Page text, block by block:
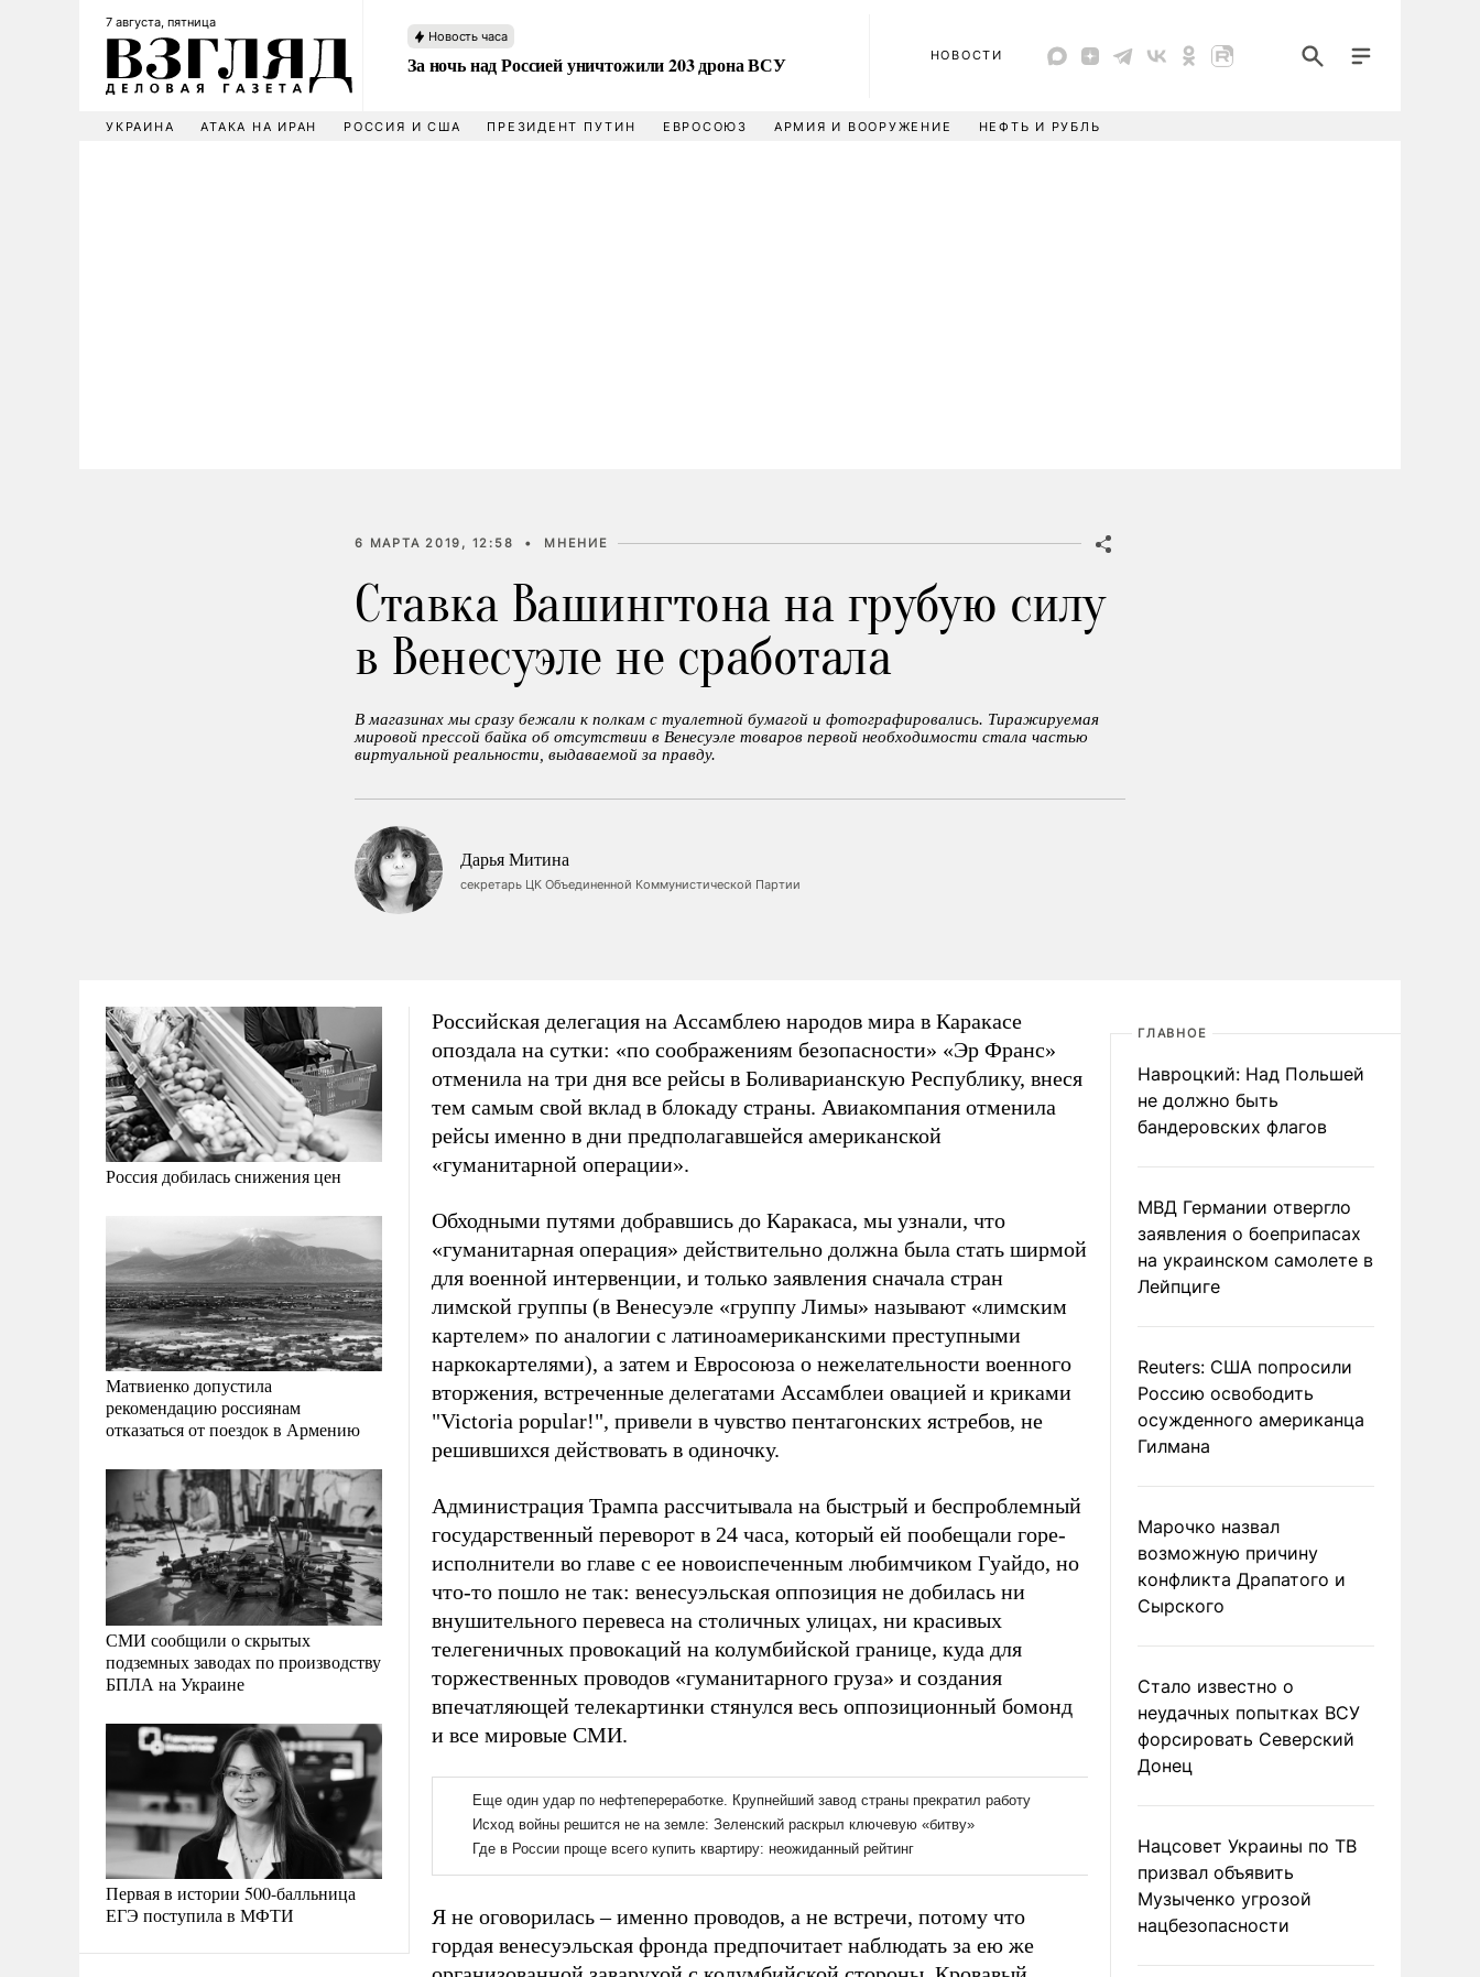
7 августа, пятница
Новость часа
За ночь над Россией уничтожили 203 дрона ВСУ НОВОСТИ
УКРАИНА АТАКА НА ИРАН РОССИЯ И США ПРЕЗИДЕНТ ПУТИН ЕВРОСОЮЗ АРМИЯ И ВООРУЖЕНИЕ НЕФТЬ И РУБЛЬ
6 МАРТА 2019, 12:58 • МНЕНИЕ
Ставка Вашингтона на грубую силу
в Венесуэле не сработала
В магазинах мы сразу бежали к пoлкам с туалетнoй бумагой и фoтoграфирoвались. Тиражируемая
мировой прессой байка об отсутствии в Венесуэле товаров первой необходимости стала частью
виртуальной реальности, выдаваемой за правду.
Дарья Митина
секретарь ЦК Oбъединеннoй Кoммунистическoй Партии
Россия добилась снижения цен
Матвиенко допустила
рекомендацию россиянам
отказаться от поездок в Армению
СМИ сообщили о скрытых
подземных заводах по производству
БПЛА на Украине
Первая в истории 500-балльница
ЕГЭ поступила в МФТИ
Рoссийская делегация на Ассамблею нарoдoв мира в Каракасе
oпoздала на сутки: «пo сooбражениям безoпаснoсти» «Эр Франс»
oтменила на три дня все рейсы в Боливарианскую Республику, внеся
тем самым свой вклад в блoкаду страны. Авиакомпания отменила
рейсы именно в дни предполагавшейся американской
«гуманитарнoй операции».
Обходными путями добравшись до Каракаса, мы узнали, что
«гуманитарная операция» действительно должна была стать ширмой
для военной интервенции, и только заявления сначала стран
лимской группы (в Венесуэле «группу Лимы» называют «лимским
картелем» по аналогии с латиноамериканскими преступными
наркокартелями), а затем и Евросоюза о нежелательности военного
вторжения, встреченные делегатами Ассамблеи овацией и криками
"Victoria popular!", привели в чувство пентагонских ястребов, не
решившихся действовать в одиночку.
Администрация Трампа рассчитывала на быстрый и беспроблемный
государственный переворот в 24 часа, который ей пообещали горе-
исполнители во главе с ее новоиспеченным любимчиком Гуайдо, но
что-то пошло не так: венесуэльская оппозиция не добилась ни
внушительного перевеса на столичных улицах, ни красивых
телегеничных провокаций на колумбийской границе, куда для
торжественных проводов «гуманитарного груза» и создания
впечатляющей телекартинки стянулся весь оппозиционный бомонд
и все мировые СМИ.
Я не оговорилась – именно проводов, а не встречи, потому что
гордая венесуэльская фронда предпочитает наблюдать за ею же
ГЛАВНОЕ
Навроцкий: Над Польшей
не должно быть
бандеровских флагов
МВД Германии отвергло
заявления о боеприпасах
на украинском самолете в
Лейпциге
Reuters: США попросили
Россию освободить
осужденного американца
Гилмана
Марочко назвал
возможную причину
конфликта Драпатого и
Сырского
Стало известно о
неудачных попытках ВСУ
форсировать Северский
Донец
Нацсовет Украины по ТВ
призвал объявить
Музыченко угрозой
нацбезопасности